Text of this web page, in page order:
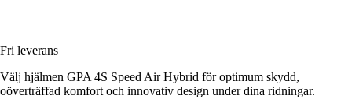
Fri leverans
Välj hjälmen GPA 4S Speed Air Hybrid för optimum skydd,
oöverträffad komfort och innovativ design under dina ridningar.